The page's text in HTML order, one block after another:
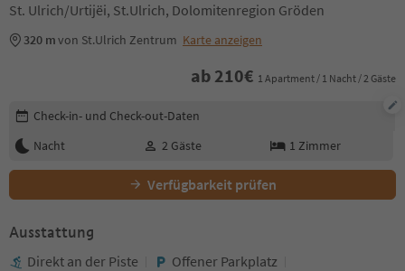
St. Ulrich/Urtijëi, St.Ulrich, Dolomitenregion Gröden
320 mvon St.Ulrich Zentrum Karte anzeigen
ab 210€ 1 Apartment / 1 Nacht / 2 Gäste
Buchungsdetails bearbeiten
Check-in- und Check-out-Daten
Nacht
2 Gäste 1 Zimmer
Verfügbarkeit prüfen
Ausstattung
Direkt an der Piste
Offener Parkplatz